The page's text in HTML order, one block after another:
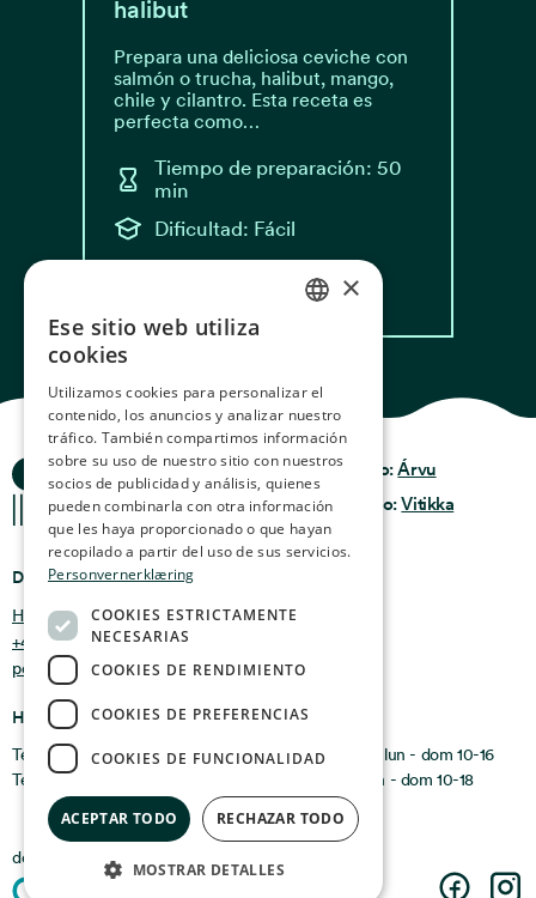
halibut
Prepara una deliciosa ceviche con
salmón o trucha, halibut, mango,
chile y cilantro. Esta receta es
perfecta como…
Tiempo de preparación: 50
min
Dificultad: Fácil
Historias del Océano
Dónde encontrarnos
Holmen 4b, 9750 Honningsvåg, Noruega
+47 47 99 00 95
post@oceanstories.no
Horarios de apertura
Temporada de invierno 1 de noviembre - 30 de abril: lun - dom 10-16
Temporada de verano 1 de mayo - 31 de octubre: lun - dom 10-18
Privacidad y Política
Términos y
condiciones
Diseño:Árvu
Código:Vitikka
debido a que forma parte de
NORWEGIAN
GERMAN
FRENCH
SPANISH
FINNISH
×
Ese sitio web utiliza
cookies
Utilizamos cookies para personalizar el
contenido, los anuncios y analizar nuestro
tráfico. También compartimos información
sobre su uso de nuestro sitio con nuestros
socios de publicidad y análisis, quienes
pueden combinarla con otra información
que les haya proporcionado o que hayan
recopilado a partir del uso de sus servicios.
Personvernerklæring
COOKIES ESTRICTAMENTE
NECESARIAS
COOKIES DE RENDIMIENTO
COOKIES DE PREFERENCIAS
COOKIES DE FUNCIONALIDAD
ACEPTAR TODO RECHAZAR TODO
MOSTRAR DETALLES